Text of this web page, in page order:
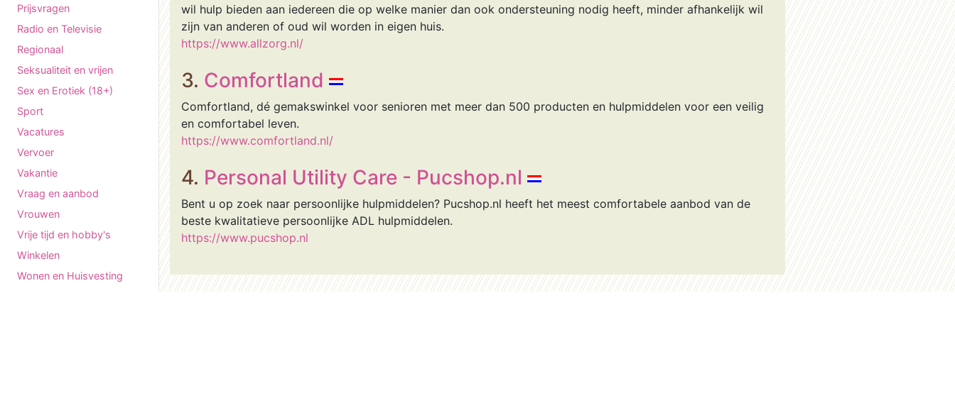
Prijsvragen
Radio en Televisie
Regionaal
Seksualiteit en vrijen
Sex en Erotiek (18+)
Sport
Vacatures
Vervoer
Vakantie
Vraag en aanbod
Vrouwen
Vrije tijd en hobby's
Winkelen
Wonen en Huisvesting
wil hulp bieden aan iedereen die op welke manier dan ook ondersteuning nodig heeft, minder afhankelijk wil
zijn van anderen of oud wil worden in eigen huis.
https://www.allzorg.nl/
3. Comfortland
Comfortland, dé gemakswinkel voor senioren met meer dan 500 producten en hulpmiddelen voor een veilig
en comfortabel leven.
https://www.comfortland.nl/
4. Personal Utility Care - Pucshop.nl
Bent u op zoek naar persoonlijke hulpmiddelen? Pucshop.nl heeft het meest comfortabele aanbod van de
beste kwalitatieve persoonlijke ADL hulpmiddelen.
https://www.pucshop.nl